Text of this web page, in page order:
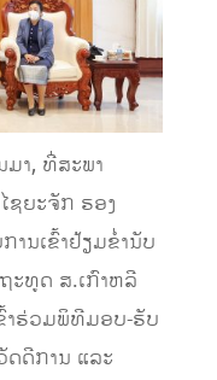
, ທີ່ສະພາ
ຊຍະຈັກ ຮອງ
ານເຂົ້າຢ້ຽມຂໍ່ານັບ
ະທູດ ສ.ເກົາຫລີ
າຮ່ວມພິທີມອບ-ຮັບ
ດີການ ແລະ